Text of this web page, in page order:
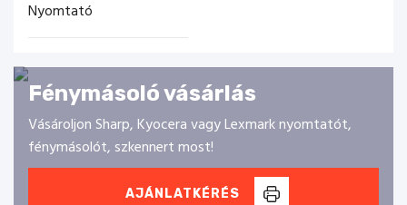
Nyomtató
Fénymásoló vásárlás
Vásároljon Sharp, Kyocera vagy Lexmark nyomtatót,
fénymásolót, szkennert most!
AJÁNLATKÉRÉS